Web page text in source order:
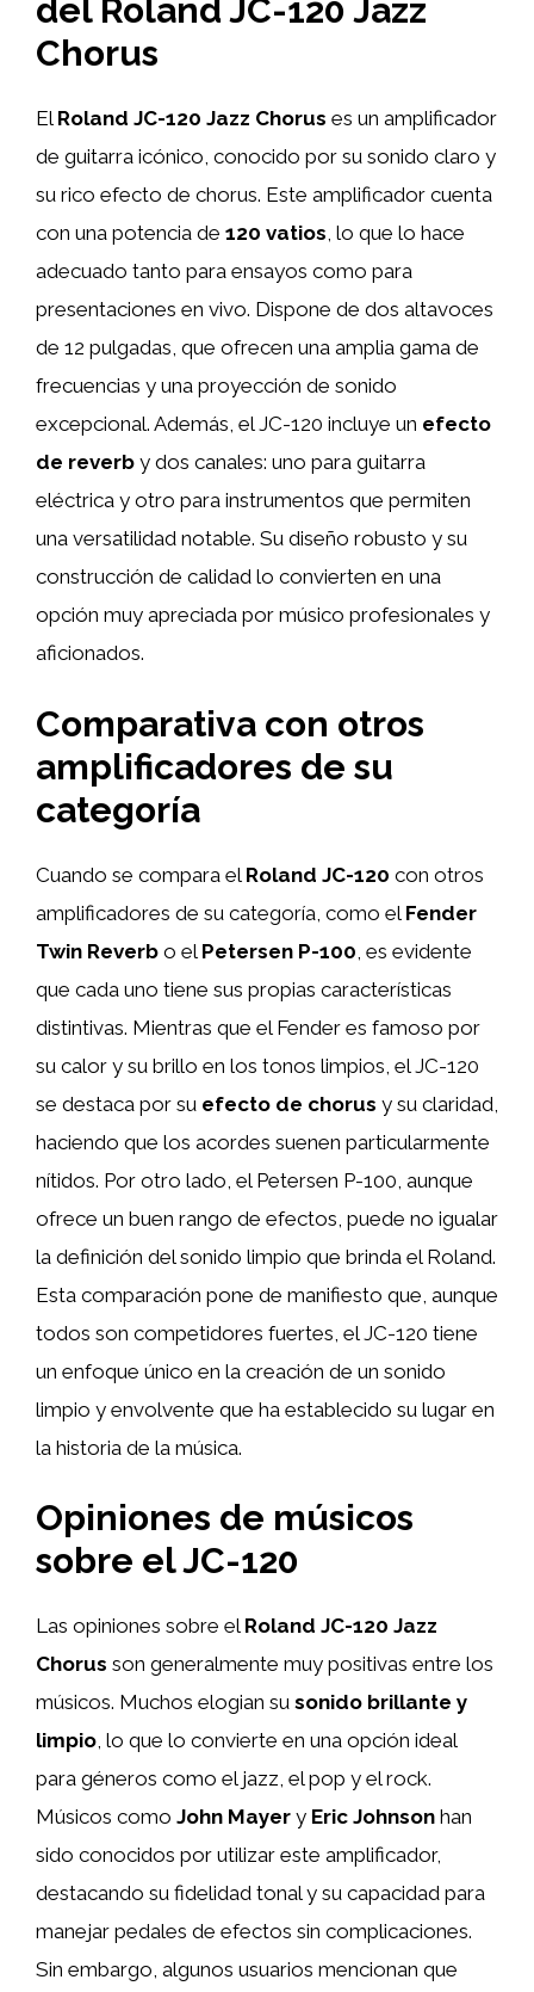
del Roland JC-120 Jazz
Chorus
El Roland JC-120 Jazz Chorus es un amplificador
de guitarra icónico, conocido por su sonido claro y
su rico efecto de chorus. Este amplificador cuenta
con una potencia de 120 vatios, lo que lo hace
adecuado tanto para ensayos como para
presentaciones en vivo. Dispone de dos altavoces
de 12 pulgadas, que ofrecen una amplia gama de
frecuencias y una proyección de sonido
excepcional. Además, el JC-120 incluye un efecto
de reverb y dos canales: uno para guitarra
eléctrica y otro para instrumentos que permiten
una versatilidad notable. Su diseño robusto y su
construcción de calidad lo convierten en una
opción muy apreciada por músico profesionales y
aficionados.
Comparativa con otros
amplificadores de su
categoría
Cuando se compara el Roland JC-120 con otros
amplificadores de su categoría, como el Fender
Twin Reverb o el Petersen P-100 , es evidente
que cada uno tiene sus propias características
distintivas. Mientras que el Fender es famoso por
su calor y su brillo en los tonos limpios, el JC-120
se destaca por su efecto de chorus y su claridad,
haciendo que los acordes suenen particularmente
nítidos. Por otro lado, el Petersen P-100, aunque
ofrece un buen rango de efectos, puede no igualar
la definición del sonido limpio que brinda el Roland.
Esta comparación pone de manifiesto que, aunque
todos son competidores fuertes, el JC-120 tiene
un enfoque único en la creación de un sonido
limpio y envolvente que ha establecido su lugar en
la historia de la música.
Opiniones de músicos
sobre el JC-120
Las opiniones sobre el Roland JC-120 Jazz
Chorus son generalmente muy positivas entre los
músicos. Muchos elogian su sonido brillante y
limpio, lo que lo convierte en una opción ideal
para géneros como el jazz, el pop y el rock.
Músicos como John Mayer y Eric Johnson han
sido conocidos por utilizar este amplificador,
destacando su fidelidad tonal y su capacidad para
manejar pedales de efectos sin complicaciones.
Sin embargo, algunos usuarios mencionan que